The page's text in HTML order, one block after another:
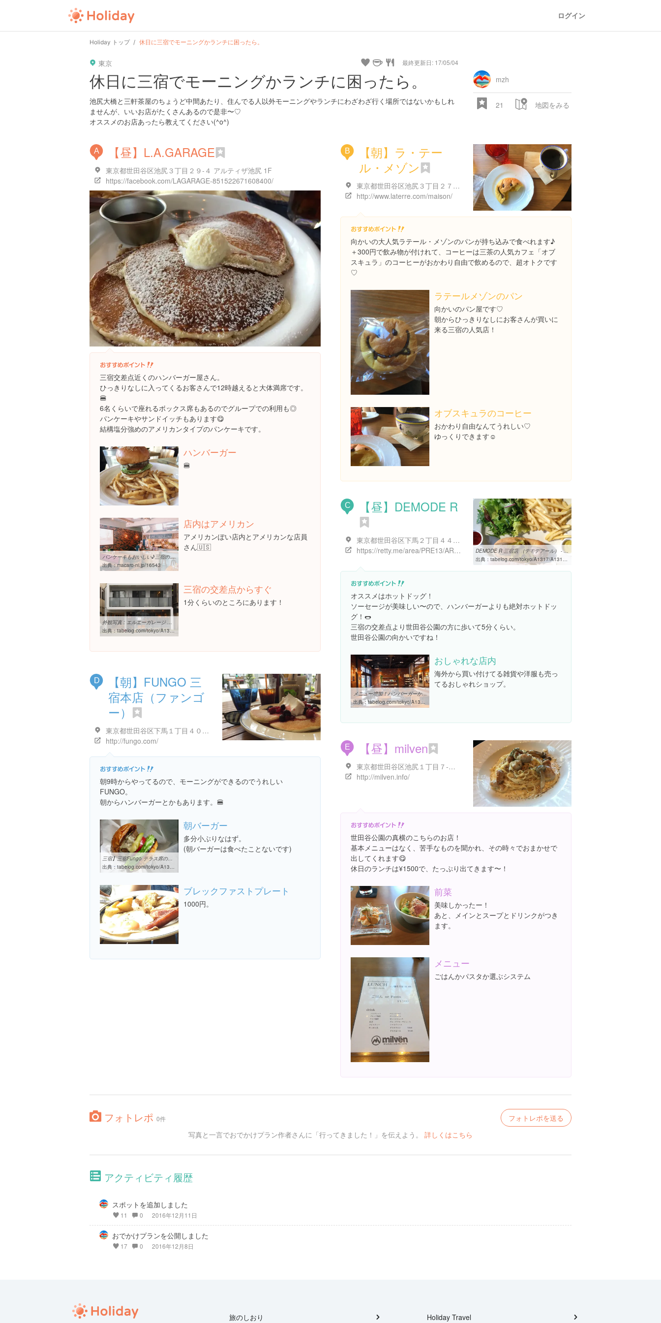
ログイン
Holiday トップ 休日に三宿でモーニングかランチに困ったら。
東京 最終更新日: 17/05/04
休日に三宿でモーニングかランチに困ったら。
池尻大橋と三軒茶屋のちょうど中間あたり、住んでる人以外モーニングやランチにわざわざ行く場所ではないかもしれ
ませんが、いいお店がたくさんあるので是非〜♡
オススメのお店あったら教えてください(^o^)
mzh
21 地図をみる
A 【昼】L.A.GARAGE
東京都世田谷区池尻３丁目２９-４ アルティザ池尻 1F
https://facebook.com/LAGARAGE-851522671608400/
三宿交差点近くのハンバーガー屋さん。
ひっきりなしに入ってくるお客さんで12時越えると大体満席です。
🍔
6名くらいで座れるボックス席もあるのでグループでの利用も◎
パンケーキやサンドイッチもあります😋
結構塩分強めのアメリカンタイプのパンケーキです。
ハンバーガー
🍔
パンケーキもおいしい♪三宿のハンバーガー専門店「エルエーガレージ ...
出典：macaro-ni.jp/16543
店内はアメリカン
アメリカンぽい店内とアメリカンな店員
さん🇺🇸
外観写真 : エルエーガレージ （L.A.GARAGE） - 池尻大橋/ハンバーガー ...
出典： tabelog.com/tokyo/A1317/A131705/13183140/dtlphotolst/4/smp2
三宿の交差点からすぐ
1分くらいのところにあります！
B
【朝】ラ・テー
ル・メゾン
東京都世田谷区池尻３丁目２７-１０ 榎本ビル
http://www.laterre.com/maison/
向かいの大人気ラテール・メゾンのパンが持ち込みで食べれます♪
＋300円で飲み物が付けれて、コーヒーは三茶の人気カフェ「オブ
スキュラ」のコーヒーがおかわり自由で飲めるので、超オトクです
♡
ラテールメゾンのパン
向かいのパン屋です♡
朝からひっきりなしにお客さんが買いに
来る三宿の人気店！
オブスキュラのコーヒー
おかわり自由なんてうれしい♡
ゆっくりできます☺️
C 【昼】DEMODE R
東京都世田谷区下馬２丁目４４-１１
https://retty.me/area/PRE13/ARE20/SUB2002/100000925743/
DEMODE R 三宿店 （デモデアール） - 三軒茶屋/カフェ [食べログ]
出典： tabelog.com/tokyo/A1317/A131706/13166498
オススメはホットドッグ！
ソーセージが美味しい〜ので、ハンバーガーよりも絶対ホットドッ
グ！🌭
三宿の交差点より世田谷公園の方に歩いて5分くらい。
世田谷公園の向かいですね！
メニュー増加！ハンバーガーからホットドッグ、パンケーキまで！DEMODE ...
出典：tabelog.com/tokyo/A1317/A131706/13166498/dtlrvwlst/6172010
おしゃれな店内
海外から買い付けてる雑貨や洋服も売っ
てるおしゃれショップ。
D
【朝】FUNGO 三
宿本店（ファンゴ
ー）
東京都世田谷区下馬１丁目４０-１０ 1F
http://fungo.com/
朝9時からやってるので、モーニングができるのでうれしい
FUNGO。
朝からハンバーガーとかもあります。🍔
三宿】三宿Fungo テラス席のハンバーガーモーニングからこの日は ...
出典： tabelog.com/tokyo/A1317/A131706/13008406/dtlrvwlst/6289343
朝バーガー
多分小ぶりなはず。
(朝バーガーは食べたことないです)
ブレックファストプレート
1000円。
E 【昼】milven
東京都世田谷区池尻１丁目７-１４ アントレパルク
http://milven.info/
世田谷公園の真横のこちらのお店！
基本メニューはなく、苦手なものを聞かれ、その時々でおまかせで
出してくれます😋
休日のランチは¥1500で、たっぷり出てきます〜！
前菜
美味しかったー！
あと、メインとスープとドリンクがつき
ます。
メニュー
ごはんかパスタか選ぶシステム
フォトレポ 0件
フォトレポを送る
写真と一言でおでかけプラン作者さんに「行ってきました！」を伝えよう。 詳しくはこちら
アクティビティ履歴
スポットを追加しました
11 0 2016年12月11日
おでかけプランを公開しました
17 0 2016年12月8日
旅のしおり Holiday Travel